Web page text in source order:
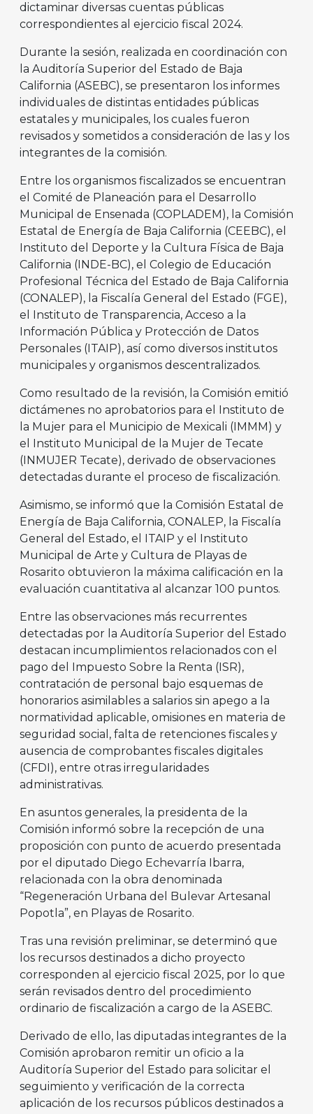
dictaminar diversas cuentas públicas
correspondientes al ejercicio fiscal 2024.
Durante la sesión, realizada en coordinación con
la Auditoría Superior del Estado de Baja
California (ASEBC), se presentaron los informes
individuales de distintas entidades públicas
estatales y municipales, los cuales fueron
revisados y sometidos a consideración de las y los
integrantes de la comisión.
Entre los organismos fiscalizados se encuentran
el Comité de Planeación para el Desarrollo
Municipal de Ensenada (COPLADEM), la Comisión
Estatal de Energía de Baja California (CEEBC), el
Instituto del Deporte y la Cultura Física de Baja
California (INDE-BC), el Colegio de Educación
Profesional Técnica del Estado de Baja California
(CONALEP), la Fiscalía General del Estado (FGE),
el Instituto de Transparencia, Acceso a la
Información Pública y Protección de Datos
Personales (ITAIP), así como diversos institutos
municipales y organismos descentralizados.
Como resultado de la revisión, la Comisión emitió
dictámenes no aprobatorios para el Instituto de
la Mujer para el Municipio de Mexicali (IMMM) y
el Instituto Municipal de la Mujer de Tecate
(INMUJER Tecate), derivado de observaciones
detectadas durante el proceso de fiscalización.
Asimismo, se informó que la Comisión Estatal de
Energía de Baja California, CONALEP, la Fiscalía
General del Estado, el ITAIP y el Instituto
Municipal de Arte y Cultura de Playas de
Rosarito obtuvieron la máxima calificación en la
evaluación cuantitativa al alcanzar 100 puntos.
Entre las observaciones más recurrentes
detectadas por la Auditoría Superior del Estado
destacan incumplimientos relacionados con el
pago del Impuesto Sobre la Renta (ISR),
contratación de personal bajo esquemas de
honorarios asimilables a salarios sin apego a la
normatividad aplicable, omisiones en materia de
seguridad social, falta de retenciones fiscales y
ausencia de comprobantes fiscales digitales
(CFDI), entre otras irregularidades
administrativas.
En asuntos generales, la presidenta de la
Comisión informó sobre la recepción de una
proposición con punto de acuerdo presentada
por el diputado Diego Echevarría Ibarra,
relacionada con la obra denominada
“Regeneración Urbana del Bulevar Artesanal
Popotla”, en Playas de Rosarito.
Tras una revisión preliminar, se determinó que
los recursos destinados a dicho proyecto
corresponden al ejercicio fiscal 2025, por lo que
serán revisados dentro del procedimiento
ordinario de fiscalización a cargo de la ASEBC.
Derivado de ello, las diputadas integrantes de la
Comisión aprobaron remitir un oficio a la
Auditoría Superior del Estado para solicitar el
seguimiento y verificación de la correcta
aplicación de los recursos públicos destinados a